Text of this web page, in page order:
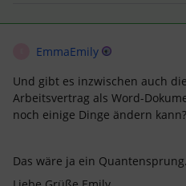
EmmaEmily
Und gibt es inzwischen auch
Arbeitsvertrag als Word-
noch einige Dinge ändern kann?
Das wäre ja ein